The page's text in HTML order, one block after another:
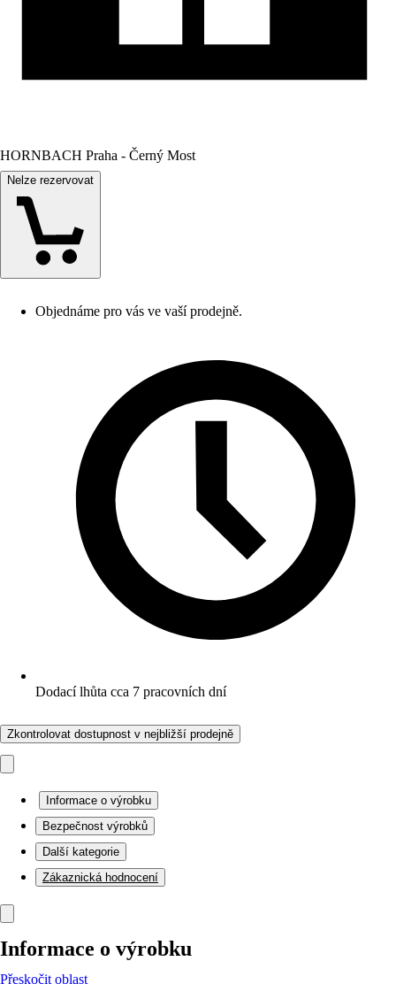
HORNBACH Praha - Černý Most
Nelze rezervovat
Objednáme pro vás ve vaší prodejně.
Dodací lhůta cca 7 pracovních dní
Zkontrolovat dostupnost v nejbližší prodejně
Informace o výrobku
Bezpečnost výrobků
Další kategorie
Zákaznická hodnocení
Informace o výrobku
Přeskočit oblast